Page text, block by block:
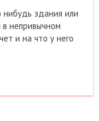
здания или
непривычном
и на что у него